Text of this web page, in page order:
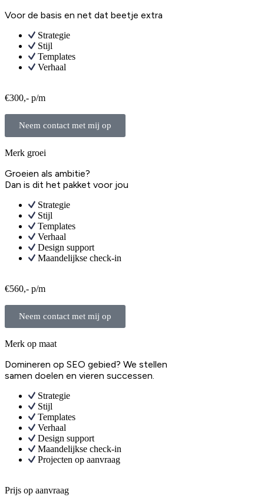
Voor de basis en net dat beetje extra
Strategie
Stijl
Templates
Verhaal
€300,- p/m
Neem contact met mij op
Merk groei
Groeien als ambitie?
Dan is dit het pakket voor jou
Strategie
Stijl
Templates
Verhaal
Design support
Maandelijkse check-in
€560,- p/m
Neem contact met mij op
Merk op maat
Domineren op SEO gebied? We stellen
samen doelen en vieren successen.
Strategie
Stijl
Templates
Verhaal
Design support
Maandelijkse check-in
Projecten op aanvraag
Prijs op aanvraag